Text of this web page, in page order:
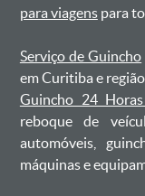
para viagenspara
Serviço de Guincho
em Curitiba e
Guincho 24
reboque de
automóveis,
máquinas e